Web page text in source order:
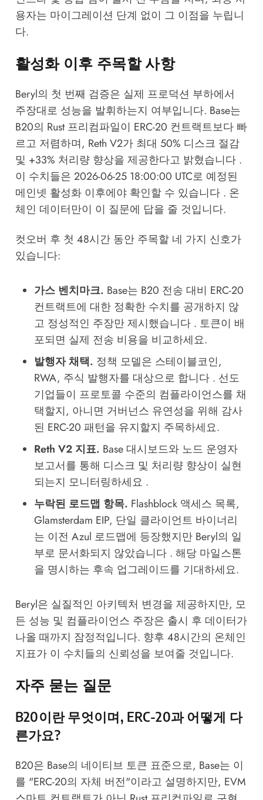
용자는 마이그레이션 단계 없이 그 이점을 누립니
다.
활성화 이후 주목할 사항
Beryl의 첫 번째 검증은 실제 프로덕션 부하에서
주장대로 성능을 발휘하는지 여부입니다. Base는
B20의 Rust 프리컴파일이 ERC-20 컨트랙트보다 빠
르고 저렴하며, Reth V2가 최대 50% 디스크 절감
및 +33% 처리량 향상을 제공한다고 밝혔습니다 .
이 수치들은 2026-06-25 18:00:00 UTC로 예정된
메인넷 활성화 이후에야 확인할 수 있습니다 . 온
체인 데이터만이 이 질문에 답을 줄 것입니다.
컷오버 후 첫 48시간 동안 주목할 네 가지 신호가
있습니다:
가스 벤치마크. Base는 B20 전송 대비 ERC-20
컨트랙트에 대한 정확한 수치를 공개하지 않
고 정성적인 주장만 제시했습니다 . 토큰이 배
포되면 실제 전송 비용을 비교하세요.
발행자 채택. 정책 모델은 스테이블코인,
RWA, 주식 발행자를 대상으로 합니다 . 선도
기업들이 프로토콜 수준의 컴플라이언스를 채
택할지, 아니면 거버넌스 유연성을 위해 감사
된 ERC-20 패턴을 유지할지 주목하세요.
Reth V2 지표. Base 대시보드와 노드 운영자
보고서를 통해 디스크 및 처리량 향상이 실현
되는지 모니터링하세요 .
누락된 로드맵 항목. Flashblock 액세스 목록,
Glamsterdam EIP, 단일 클라이언트 바이너리
는 이전 Azul 로드맵에 등장했지만 Beryl의 일
부로 문서화되지 않았습니다 . 해당 마일스톤
을 명시하는 후속 업그레이드를 기대하세요.
Beryl은 실질적인 아키텍처 변경을 제공하지만, 모
든 성능 및 컴플라이언스 주장은 출시 후 데이터가
나올 때까지 잠정적입니다. 향후 48시간의 온체인
지표가 이 수치들의 신뢰성을 보여줄 것입니다.
자주 묻는 질문
B20이란 무엇이며, ERC-20과 어떻게 다
른가요?
B20은 Base의 네이티브 토큰 표준으로, Base는 이
를 "ERC-20의 자체 버전"이라고 설명하지만, EVM